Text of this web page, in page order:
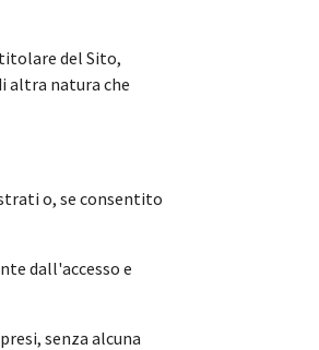
del Sito,
altra natura che
o, se consentito
dall'accesso e
senza alcuna